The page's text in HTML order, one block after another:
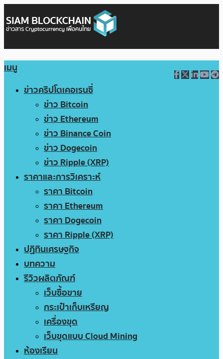
เมนู
ข่าวคริปโตเคอเรนซี่
ข่าว Bitcoin
ข่าว Ethereum
ข่าว Binance Coin
ข่าว Dogecoin
ข่าว Ripple (XRP)
ราคาและการวิเคราะห์
ราคา Bitcoin
ราคา Ethereum
ราคา Dogecoin
ราคา Ripple (XRP)
ปฏิทินเศรษฐกิจ
บทความ
รีวิวผลิตภัณฑ์
เว็บซื้อขาย
กระเป๋าเก็บเหรียญ
เครื่องขุด
เว็บขุดแบบ Cloud Mining
ห้องเรียน